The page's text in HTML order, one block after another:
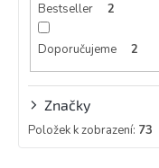
Bestseller 2
Doporučujeme 2
Značky
Položek k zobrazení: 73